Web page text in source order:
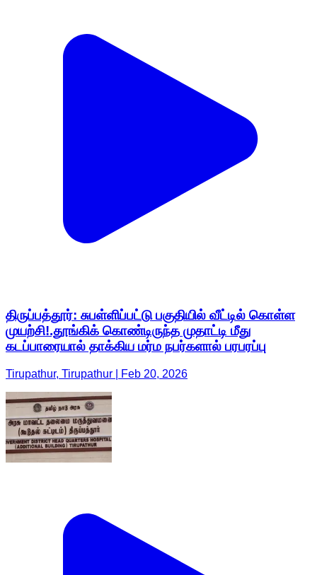
திருப்பத்தூர்: சுபள்ளிப்பட்டு பகுதியில் வீட்டில் கொள்ள
முயற்சி!.தூங்கிக் கொண்டிருந்த முதாட்டி மீது
கடப்பாரையால் தாக்கிய மர்ம நபர்களால் பரபரப்பு
Tirupathur, Tirupathur | Feb 20, 2026